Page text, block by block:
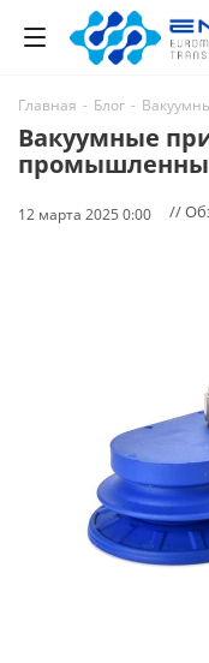
Главная - Блог -
Вакуумные
12 марта 2025 0:00 //